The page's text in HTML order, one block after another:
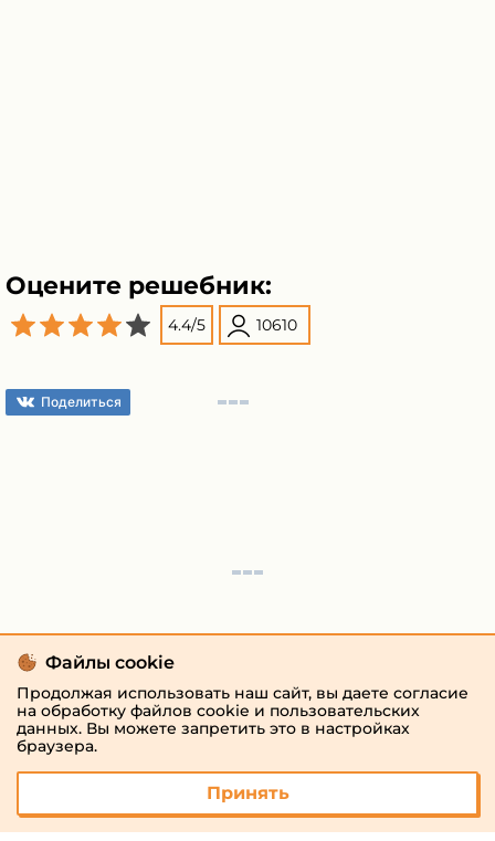
Оцените решебник:
4.4/5 10610
Поделиться
Файлы cookie
Продолжая использовать наш сайт, вы даете согласие
на обработку файлов cookie и пользовательских
данных. Вы можете запретить это в настройках
браузера.
Принять